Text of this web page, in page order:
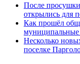
После
открылись для
Как прошёл
муниципальные
Несколько
поселке